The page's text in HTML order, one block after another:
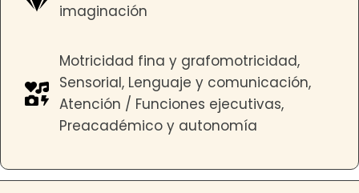
imaginación
Motricidad fina y grafomotricidad,
Sensorial, Lenguaje y comunicación,
Atención / Funciones ejecutivas,
Preacadémico y autonomía